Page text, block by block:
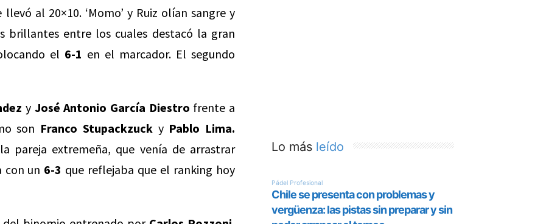
al 20×10. ‘Momo’ y Ruiz olían sangre y
brillantes entre los cuales destacó la gran
el 6-1 en el marcador. El segundo
y José Antonio García Diestro frente a
son Franco Stupackzucky Pablo Lima.
pareja extremeña, que venía de arrastrar
con un 6-3 que reflejaba que el ranking hoy
Lo más leído